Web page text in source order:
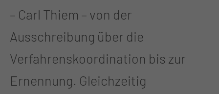
– Carl Thiem – von der
Ausschreibung über die
Verfahrenskoordination bis zur
Ernennung. Gleichzeitig